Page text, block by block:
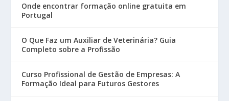
Onde encontrar formação online gratuita em
Portugal
O Que Faz um Auxiliar de Veterinária? Guia
Completo sobre a Profissão
Curso Profissional de Gestão de Empresas: A
Formação Ideal para Futuros Gestores